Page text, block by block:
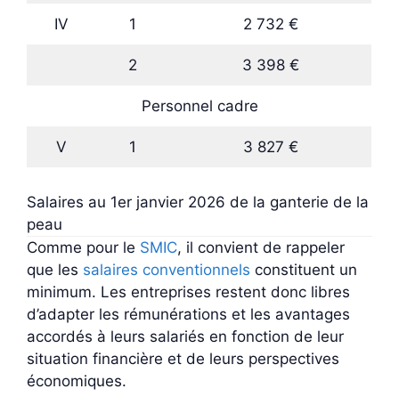
IV 1 2 732 €
2 3 398 €
Personnel cadre
V 1 3 827 €
Salaires au 1er janvier 2026 de la ganterie de la
peau
Comme pour le SMIC, il convient de rappeler
que les salaires conventionnels constituent un
minimum. Les entreprises restent donc libres
d’adapter les rémunérations et les avantages
accordés à leurs salariés en fonction de leur
situation financière et de leurs perspectives
économiques.